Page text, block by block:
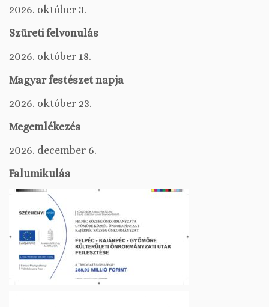
2026. október 3.
Szüreti felvonulás
2026. október 18.
Magyar festészet napja
2026. október 23.
Megemlékezés
2026. december 6.
Falumikulás